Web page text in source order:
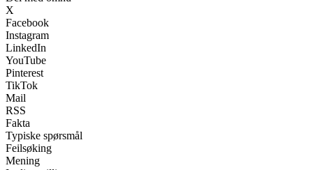
X
Facebook
Instagram
LinkedIn
YouTube
Pinterest
TikTok
Mail
RSS
Fakta
Typiske spørsmål
Feilsøking
Mening